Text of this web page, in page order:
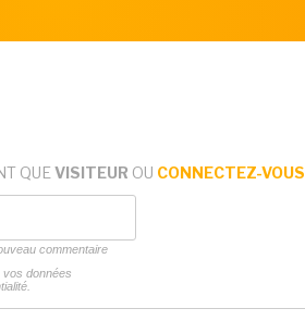
QUE VISITEUR OU CONNECTEZ-VOUS
commentaire
vos données